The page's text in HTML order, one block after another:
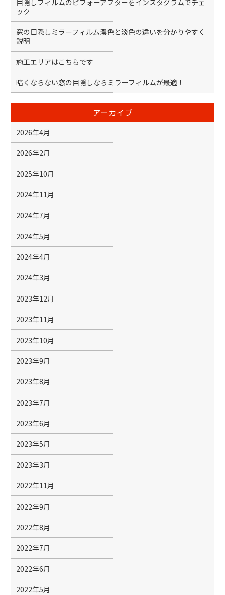
ック
窓の目隠しミラーフィルム濃色と淡色の違いを分かりやすく
説明
施工エリアはこちらです
暗くならない窓の目隠しならミラーフィルムが最適！
アーカイブ
2026年4月
2026年2月
2025年10月
2024年11月
2024年7月
2024年5月
2024年4月
2024年3月
2023年12月
2023年11月
2023年10月
2023年9月
2023年8月
2023年7月
2023年6月
2023年5月
2023年3月
2022年11月
2022年9月
2022年8月
2022年7月
2022年6月
2022年5月